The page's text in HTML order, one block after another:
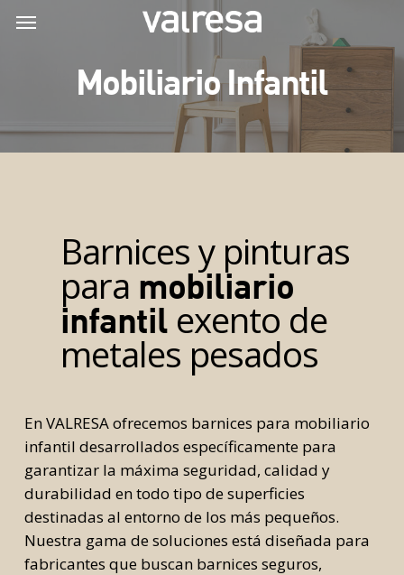
Menu
Mobiliario Infantil
Barnices y pinturas
para mobiliario
infantilexento de
metales pesados
En VALRESA ofrecemos barnices para mobiliario
infantil desarrollados específicamente para
garantizar la máxima seguridad, calidad y
durabilidad en todo tipo de superficies
destinadas al entorno de los más pequeños.
Nuestra gama de soluciones está diseñada para
fabricantes que buscan barnices seguros,